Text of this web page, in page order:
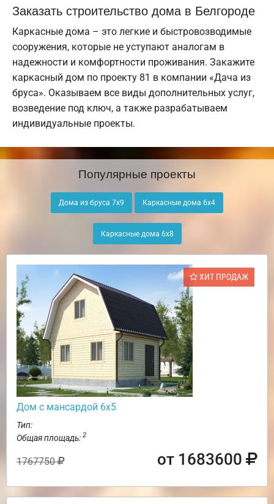
Заказать строительство дома в Белгороде
Каркасные дома – это легкие и быстровозводимые
сооружения, которые не уступают аналогам в
надежности и комфортности проживания. Закажите
каркасный дом по проекту 81 в компании «Дача из
бруса». Оказываем все виды дополнительных услуг,
возведение под ключ, а также разрабатываем
индивидуальные проекты.
Популярные проекты
Дома из бруса 7х9 Каркасные дома 6х4
Каркасные дома 6х8
ХИТ ПРОДАЖ
Дом с мансардой 6х5
Тип:
Общая площадь: 2
1767750 от 1683600